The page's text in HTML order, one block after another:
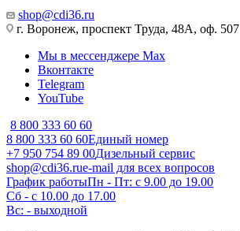
shop@cdi36.ru
г. Воронеж, проспект Труда, 48А, оф. 507
Мы в мессенджере Max
Вконтакте
Telegram
YouTube
8 800 333 60 60
8 800 333 60 60Единый номер
+7 950 754 89 00Дизельный сервис
shop@cdi36.rue-mail для всех вопросов
График работыПн - Пт: с 9.00 до 19.00
Сб - с 10.00 до 17.00
Вс: - выходной